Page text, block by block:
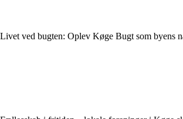
Livet ved bugten: Oplev Køge Bugt som byens